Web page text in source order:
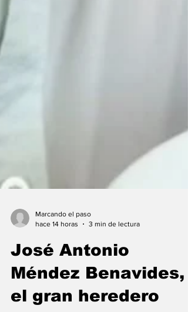
hace 14 horas
3 min de lectura
José Antonio
Méndez Benavides,